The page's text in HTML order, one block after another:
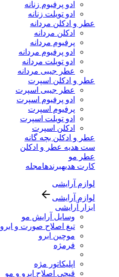
ادو پرفیوم زنانه
ادو تویلت زنانه
عطر و ادکلن مردانه
ادکلن مردانه
پرفیوم مردانه
ادو پرفیوم مردانه
ادو تویلت مردانه
عطر جیبی مردانه
عطر و ادکلن اسپرت
عطر جیبی اسپرت
ادو پرفیوم اسپرت
پرفیوم اسپرت
ادو تویلت اسپرت
ادکلن اسپرت
عطر و ادکلن بچه گانه
ست هدیه عطر و ادکلن
عطر مو
کارت هدیهبرندهامجله
لوازم آرایشی
لوازم آرایشی
ابزار آرایشی
وسایل آرایش مو
تیغ اصلاح صورت و ابرو
موچین ابرو
فرمژه
اپلیکاتور مژه
قیچی اصلاح ابرو و مو